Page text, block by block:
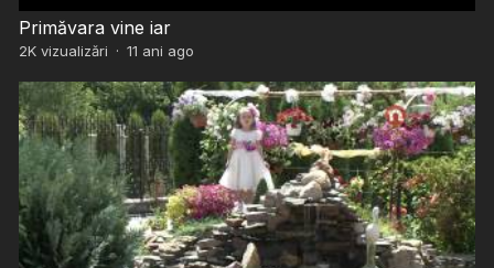
Primăvara vine iar
2Kvizualizări · 11 ani ago